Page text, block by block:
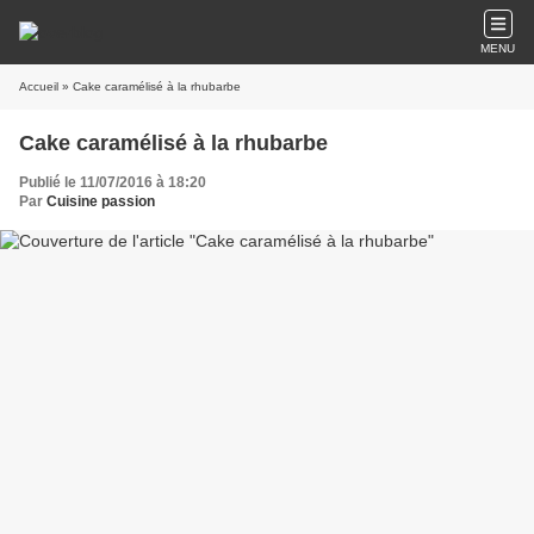
MENU
Accueil » Cake caramélisé à la rhubarbe
Cake caramélisé à la rhubarbe
Publié le 11/07/2016 à 18:20
Par Cuisine passion